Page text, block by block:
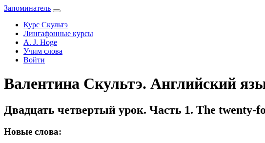
Запоминатель
Курс Скультэ
Лингафонные курсы
A. J. Hoge
Учим слова
Войти
Валентина Скультэ. Английский
Двадцать четвертый урок. Часть 1. The twenty-
Новые слова: